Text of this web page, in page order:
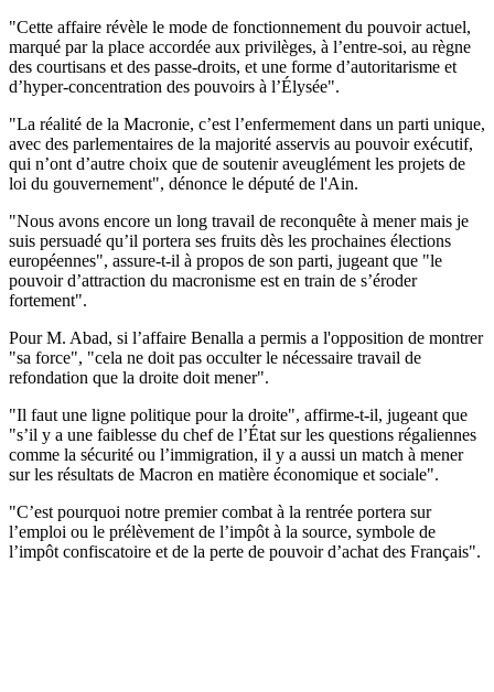
"Cette affaire révèle le mode de fonctionnement du pouvoir actuel,
marqué par la place accordée aux privilèges, à l’entre-soi, au règne
des courtisans et des passe-droits, et une forme d’autoritarisme et
d’hyper-concentration des pouvoirs à l’Élysée".
"La réalité de la Macronie, c’est l’enfermement dans un parti unique,
avec des parlementaires de la majorité asservis au pouvoir exécutif,
qui n’ont d’autre choix que de soutenir aveuglément les projets de
loi du gouvernement", dénonce le député de l'Ain.
"Nous avons encore un long travail de reconquête à mener mais je
suis persuadé qu’il portera ses fruits dès les prochaines élections
européennes", assure-t-il à propos de son parti, jugeant que "le
pouvoir d’attraction du macronisme est en train de s’éroder
fortement".
Pour M. Abad, si l’affaire Benalla a permis a l'opposition de montrer
"sa force", "cela ne doit pas occulter le nécessaire travail de
refondation que la droite doit mener".
"Il faut une ligne politique pour la droite", affirme-t-il, jugeant que
"s’il y a une faiblesse du chef de l’État sur les questions régaliennes
comme la sécurité ou l’immigration, il y a aussi un match à mener
sur les résultats de Macron en matière économique et sociale".
"C’est pourquoi notre premier combat à la rentrée portera sur
l’emploi ou le prélèvement de l’impôt à la source, symbole de
l’impôt confiscatoire et de la perte de pouvoir d’achat des Français".